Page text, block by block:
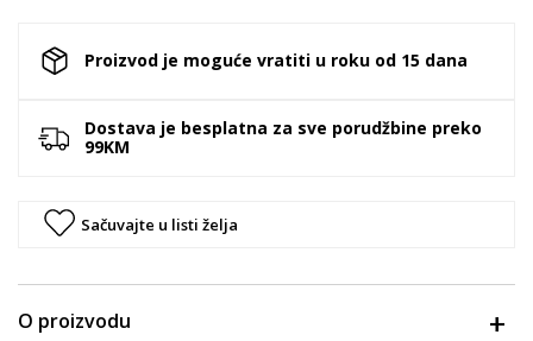
Proizvod je moguće vratiti u roku od 15 dana
Dostava je besplatna za sve porudžbine preko
99KM
Sačuvajte u listi želja
O proizvodu